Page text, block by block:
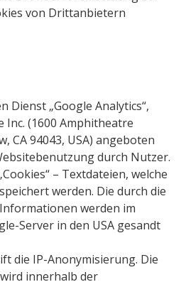
von Drittanbietern
Dienst „Google Analytics“,
Inc. (1600 Amphitheatre
CA 94043, USA) angeboten
durch Nutzer.
– Textdateien, welche
werden. Die durch die
werden im
Server in den USA gesandt
die IP-Anonymisierung. Die
innerhalb der